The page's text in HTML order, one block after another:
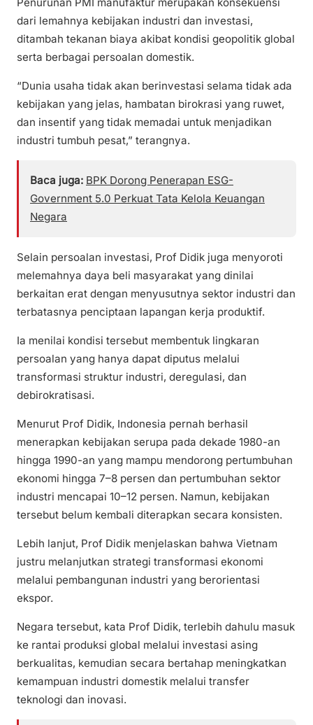
dari lemahnya kebijakan industri dan investasi,
ditambah tekanan biaya akibat kondisi geopolitik global
serta berbagai persoalan domestik.
“Dunia usaha tidak akan berinvestasi selama tidak ada
kebijakan yang jelas, hambatan birokrasi yang ruwet,
dan insentif yang tidak memadai untuk menjadikan
industri tumbuh pesat,” terangnya.
Baca juga: BPK Dorong Penerapan ESG-
Government 5.0 Perkuat Tata Kelola Keuangan
Negara
Selain persoalan investasi, Prof Didik juga menyoroti
melemahnya daya beli masyarakat yang dinilai
berkaitan erat dengan menyusutnya sektor industri dan
terbatasnya penciptaan lapangan kerja produktif.
Ia menilai kondisi tersebut membentuk lingkaran
persoalan yang hanya dapat diputus melalui
transformasi struktur industri, deregulasi, dan
debirokratisasi.
Menurut Prof Didik, Indonesia pernah berhasil
menerapkan kebijakan serupa pada dekade 1980-an
hingga 1990-an yang mampu mendorong pertumbuhan
ekonomi hingga 7–8 persen dan pertumbuhan sektor
industri mencapai 10–12 persen. Namun, kebijakan
tersebut belum kembali diterapkan secara konsisten.
Lebih lanjut, Prof Didik menjelaskan bahwa Vietnam
justru melanjutkan strategi transformasi ekonomi
melalui pembangunan industri yang berorientasi
ekspor.
Negara tersebut, kata Prof Didik, terlebih dahulu masuk
ke rantai produksi global melalui investasi asing
berkualitas, kemudian secara bertahap meningkatkan
kemampuan industri domestik melalui transfer
teknologi dan inovasi.